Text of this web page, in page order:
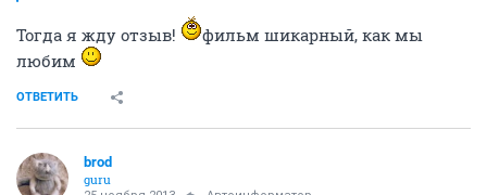
Тогда я жду отзыв!
фильм шикарный, как мы
любим
ОТВЕТИТЬ
brod
guru